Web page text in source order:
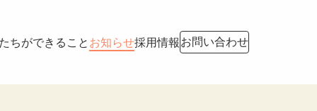
ちができること お知らせ採用情報 お問い合わせ